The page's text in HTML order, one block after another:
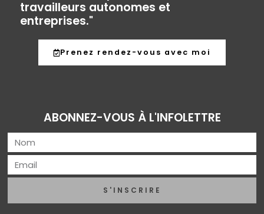
travailleurs autonomes et
entreprises."
Prenez rendez-vous avec moi
ABONNEZ-VOUS À L'INFOLETTRE
S'INSCRIRE